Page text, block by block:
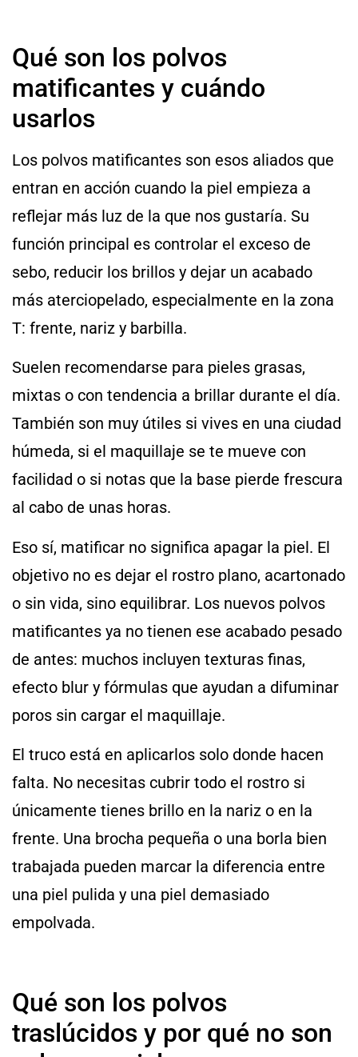
Qué son los polvos
matificantes y cuándo
usarlos
Los polvos matificantes son esos aliados que
entran en acción cuando la piel empieza a
reflejar más luz de la que nos gustaría. Su
función principal es controlar el exceso de
sebo, reducir los brillos y dejar un acabado
más aterciopelado, especialmente en la zona
T: frente, nariz y barbilla.
Suelen recomendarse para pieles grasas,
mixtas o con tendencia a brillar durante el día.
También son muy útiles si vives en una ciudad
húmeda, si el maquillaje se te mueve con
facilidad o si notas que la base pierde frescura
al cabo de unas horas.
Eso sí, matificar no significa apagar la piel. El
objetivo no es dejar el rostro plano, acartonado
o sin vida, sino equilibrar. Los nuevos polvos
matificantes ya no tienen ese acabado pesado
de antes: muchos incluyen texturas finas,
efecto blur y fórmulas que ayudan a difuminar
poros sin cargar el maquillaje.
El truco está en aplicarlos solo donde hacen
falta. No necesitas cubrir todo el rostro si
únicamente tienes brillo en la nariz o en la
frente. Una brocha pequeña o una borla bien
trabajada pueden marcar la diferencia entre
una piel pulida y una piel demasiado
empolvada.
Qué son los polvos
traslúcidos y por qué no son